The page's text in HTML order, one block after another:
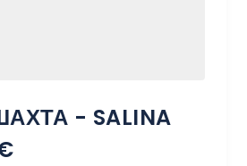
- SALINA